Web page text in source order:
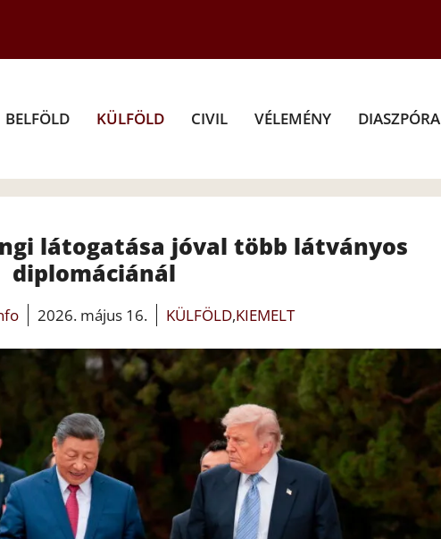
BELFÖLD KÜLFÖLD CIVIL VÉLEMÉNY DIASZPÓRA
látogatása jóval több látványos
diplomáciánál
2026. május 16. KÜLFÖLD,KIEMELT